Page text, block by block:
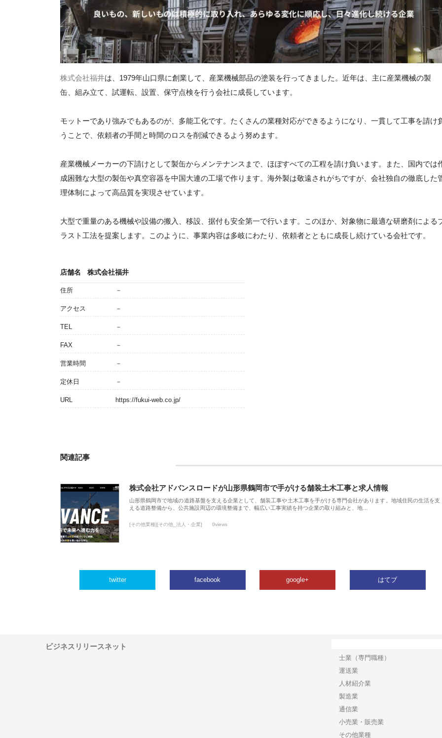
株式会社福井は、1979年山口県に創業して、産業機械部品の塗装を行ってきました。近年は、主に産業機械の製
缶、組み立て、試運転、設置、保守点検を行う会社に成長しています。
モットーであり強みでもあるのが、多能工化です。たくさんの業種対応ができるようになり、一貫して工事を請け
うことで、依頼者の手間と時間のロスを削減できるよう努めます。
産業機械メーカーの下請けとして製缶からメンテナンスまで、ほぼすべての工程を請け負います。また、国内では
成困難な大型の製缶や真空容器を中国大連の工場で作ります。海外製は敬遠されがちですが、会社独自の徹底した
理体制によって高品質を実現させています。
大型で重量のある機械や設備の搬入、移設、据付も安全第一で行います。このほか、対象物に最適な研磨剤による
ラスト工法を提案します。このように、事業内容は多岐にわたり、依頼者とともに成長し続けている会社です。
店舗名 株式会社福井
住所 －
アクセス －
TEL －
FAX －
営業時間 －
定休日 －
URL https://fukui-web.co.jp/
関連記事
株式会社アドバンスロードが山形県鶴岡市で手がける舗装土木工事と求人情報
山形県鶴岡市で地域の道路基盤を支える企業として、舗装工事や土木工事を手がける専門会社があります。地域住民の生活を支
える道路整備から、公共施設周辺の環境整備まで、幅広い工事実績を持つ企業の取り組みと、地…
[その他業種][その他_法人・企業] 0views
twitter facebook google+ はてブ
ビジネスリリースネット
士業（専門職種）
運送業
人材紹介業
製造業
通信業
小売業・販売業
その他業種